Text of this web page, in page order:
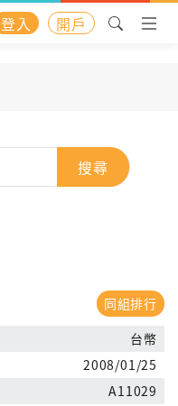
登入 開戶
搜尋
同組排行
台幣
2008/01/25
A11029